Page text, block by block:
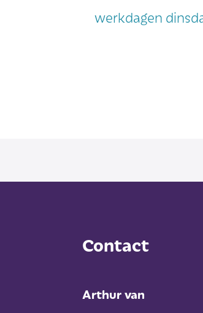
werkdagen
Contact
Arthur van